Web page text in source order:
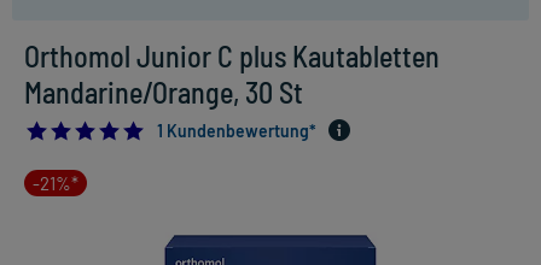
Orthomol Junior C plus Kautabletten
Mandarine/Orange, 30 St
5.01 Kundenbewertung*
-21%*